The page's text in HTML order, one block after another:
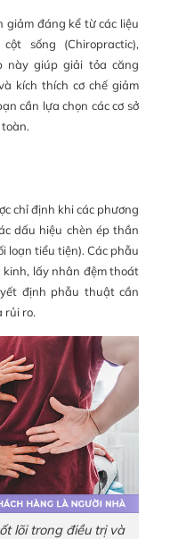
giảm đáng kể từ các liệu
sống (Chiropractic),
này giúp giải tỏa căng
kích thích cơ chế giảm
cần lựa chọn các cơ sở
chỉ định khi các phương
dấu hiệu chèn ép thần
loạn tiểu tiện). Các phẫu
lấy nhân đệm thoát
định phẫu thuật cần
rủi ro.
lõi trong điều trị và